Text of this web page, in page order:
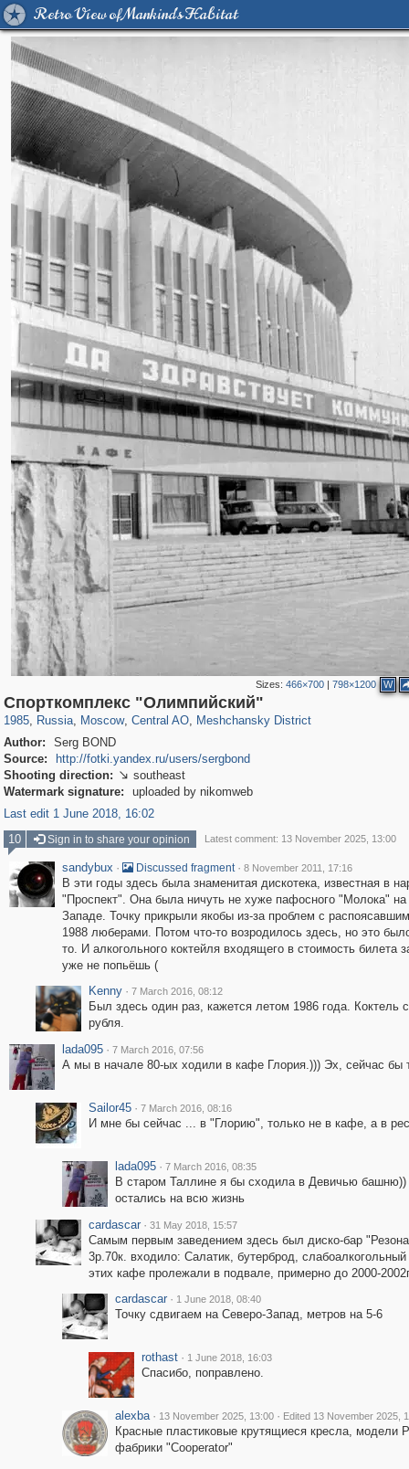
Retro View of Mankind's Habitat
Sizes:466×700 |798×1200 W
Спорткомплекс "Олимпийский"
1985, Russia
1,406,856 29,243
, Moscow
319,861 8,286
, Central AO
160,009 5,916
, Meshchansky District
10,185 264
Author:
Serg BOND
Source:
http://fotki.yandex.ru/users/sergbond
Shooting direction:  southeast
Watermark signature:
uploaded by nikomweb
Last edit 1 June 2018, 16:02
10
Sign in to share your opinion Latest comment: 13 November 2025, 13:00
sandybux · Discussed fragment · 8 November 2011, 17:16
В эти годы здесь была знаменитая дискотека, известная в
"Проспект". Она была ничуть не хуже пафосного "Молока"
Западе. Точку прикрыли якобы из-за проблем с
1988 люберами. Потом что-то возродилось здесь, но это
то. И алкогольного коктейля входящего в стоимость билета
уже не попьёшь (
Kenny · 7 March 2016, 08:12
Был здесь один раз, кажется летом 1986 года. Коктель
рубля.
lada095 · 7 March 2016, 07:56
А мы в начале 80-ых ходили в кафе Глория.))) Эх, сейчас бы
Sailor45 · 7 March 2016, 08:16
И мне бы сейчас ... в "Глорию", только не в кафе, а в
lada095 · 7 March 2016, 08:35
В старом Таллине я бы сходила в Девичью
остались на всю жизнь
cardascar · 31 May 2018, 15:57
Самым первым заведением здесь был диско-бар
3р.70к. входило: Салатик, бутерброд,
этих кафе пролежали в подвале, примерно до 2000-
cardascar · 1 June 2018, 08:40
Точку сдвигаем на Северо-Запад, метров на 5-6
rothast · 1 June 2018, 16:03
Спасибо, поправлено.
alexba · 13 November 2025, 13:00 · Edited 13 November 2025,
Красные пластиковые крутящиеся кресла, модели
фабрики "Cooperator"